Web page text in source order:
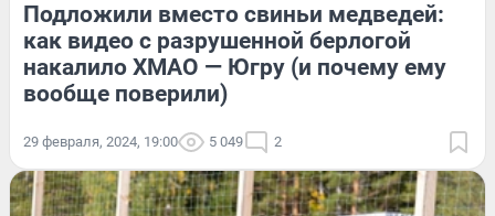
Подложили вместо свиньи медведей:
как видео с разрушенной берлогой
накалило ХМАО — Югру (и почему ему
вообще поверили)
29 февраля, 2024, 19:00 5 049 2